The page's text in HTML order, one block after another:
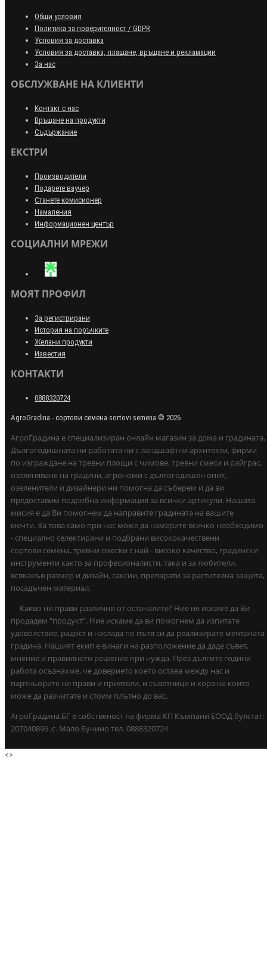
Общи условия
Политика за поверителност / GDPR
Условия за доставка
Условия за доставка, плащане, връщане и рекламации
За нас
ОБСЛУЖВАНЕ НА КЛИЕНТИ
Контакт с нас
Връщане на продукти
Съдържание
ЕКСТРИ
Производители
Подарете ваучер
Станете комисионер
Намаления
Информационен център
СОЦИАЛНИ МРЕЖИ
МОЯТ ПРОФИЛ
За регистрирани
История на поръчките
Желани продукти
Известия
КОНТАКТИ
0888320724
AgroGradina - сортови семена sortovi semena © 2026
АгроГрадина е специализиран онлайн магазин за дома и градината.
Дългогодишната ни работата ни с ландшафтни архитекти, фирми
по изграждане на тревни площи с чимове, тревни смеси и райграс,
озеленяване на градини, агрономи с дългогодишен опит,
озеленители и дизайнери ни помогна да съберем и да ви
предоставим подробна информация за всички артикули. Нашата
мисия е да Ви помогнем да направите градината на вашите
мечти. За това само при нас може да намерите всичко необходимо
- специално селектирани и подбрани висококачествени
сортови семена, тревни смески с най - високо качество, градински
инструменти както за професионалисти, така и за любители,
всякакъв размер и дизайн, саксии, препарати за растителна защита,
посадъчен материал.
Какво ни прави различни от останалите? Ние не искаме да Ви
продадем "продукт". Ние искаме да ви помогнем да изпитате
удоволствие, радост и наслада по пътя си да реализирате мечтаната
градина. Нашият екип е винаги на разположение да даде съвет,
мнение и правилното решение при нужда. През дългите години
работа осъзнахме, че доверието което остава между нас и
партньорите ни прави и приятели, и съветници и хора на които
може да разчитате и стоим плътно до вас.
АгроГрадина.БГ е собственост на фирма КП Къмпани ЕООД булстат:
207040896 ,с. Мало Бучино тел. 0888320724
<>